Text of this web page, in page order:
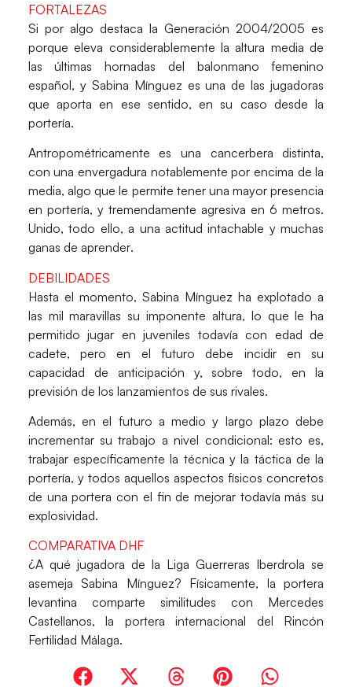
FORTALEZAS
Si por algo destaca la Generación 2004/2005 es
porqueeleva considerablemente la altura media de
las últimas hornadas del balonmano femenino
español, y Sabina Mínguez es una de las jugadoras
que aporta en ese sentido, en su caso desde la
portería.
Antropométricamente es una cancerbera distinta,
con unaenvergadura notablemente por encima de la
media, algo que le permite tener una mayor presencia
en portería, y tremendamente agresiva en 6 metros.
Unido, todo ello, a una actitud intachable y muchas
ganas de aprender.
DEBILIDADES
Hasta el momento, Sabina Mínguez ha explotado a
las mil maravillas su imponente altura, lo que le ha
permitido jugar en juveniles todavía con edad de
cadete, pero en el futurodebe incidir en su
capacidad de anticipación y, sobre todo, en la
previsión de los lanzamientos de sus rivales.
Además, en el futuro a medio y largo plazodebe
incrementar su trabajo a nivel condicional: esto es,
trabajar específicamente la técnica y la táctica de la
portería, y todos aquellos aspectos físicos concretos
de una portera con el fin de mejorar todavía más su
explosividad.
COMPARATIVA DHF
¿A qué jugadora de la Liga Guerreras Iberdrola se
asemeja Sabina Mínguez? Físicamente, la portera
levantina comparte similitudes con Mercedes
Castellanos, la portera internacional del Rincón
Fertilidad Málaga.